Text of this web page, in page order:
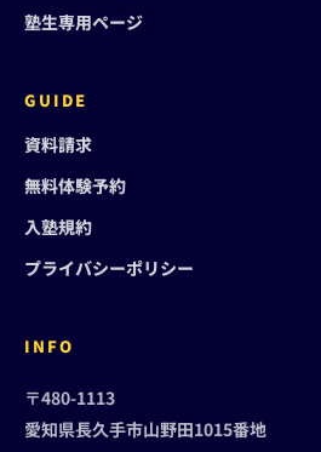
塾生専用ページ
GUIDE
資料請求
無料体験予約
入塾規約
プライバシーポリシー
INFO
〒480-1113
愛知県長久手市山野田1015番地